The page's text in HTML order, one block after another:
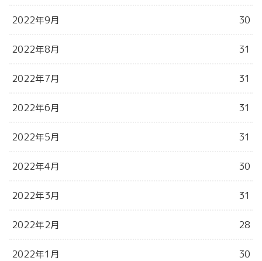
2022年9月 30
2022年8月 31
2022年7月 31
2022年6月 31
2022年5月 31
2022年4月 30
2022年3月 31
2022年2月 28
2022年1月 30